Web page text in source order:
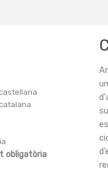
obligatòria